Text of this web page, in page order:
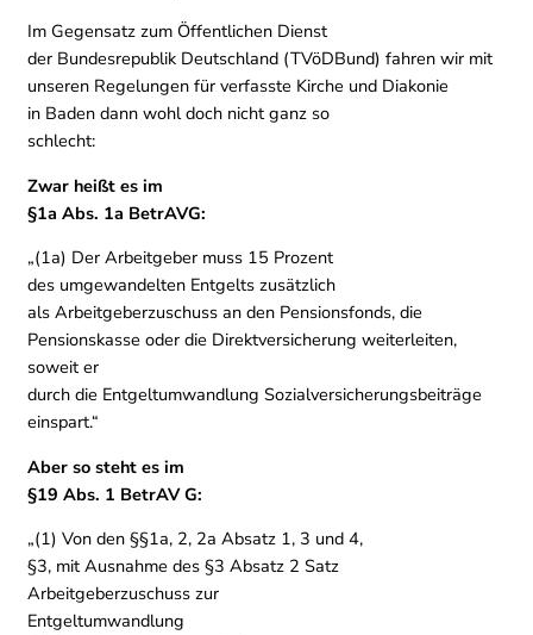
Im Gegensatz zum Öffentlichen Dienst
der Bundesrepublik Deutschland (TVöDBund) fahren wir mit
unseren Regelungen für verfasste Kirche und Diakonie
in Baden dann wohl doch nicht ganz so
schlecht:
Zwar heißt es im
§1a Abs. 1a BetrAVG:
„(1a) Der Arbeitgeber muss 15 Prozent
des umgewandelten Entgelts zusätzlich
als Arbeitgeberzuschuss an den Pensionsfonds, die
Pensionskasse oder die Direktversicherung weiterleiten,
soweit er
durch die Entgeltumwandlung Sozialversicherungsbeiträge
einspart.“
Aber so steht es im
§19 Abs. 1 BetrAV G:
„(1) Von den §§1a, 2, 2a Absatz 1, 3 und 4,
§3, mit Ausnahme des §3 Absatz 2 Satz
Arbeitgeberzuschuss zur
Entgeltumwandlung